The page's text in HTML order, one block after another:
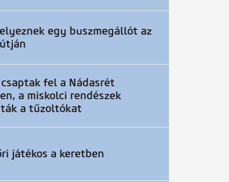
egy buszmegállót az
fel a Nádasrét
a miskolci rendészek
a tűzoltókat
játékos a keretben